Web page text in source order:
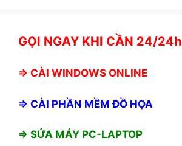
GỌI NGAY KHI CẦN 24/24h
⇒ CÀI WINDOWS ONLINE
⇒ CÀI PHẦN MỀM ĐỒ HỌA
⇒ SỬA MÁY PC-LAPTOP